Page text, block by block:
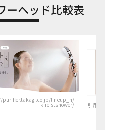
ーヘッド比較表
purifier.takagi.co.jp/lineup_n/
kireistshower/ 引用元：